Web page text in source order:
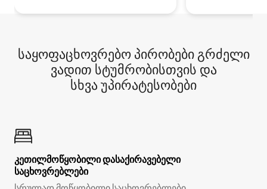
საყოფაცხოვრებო პირობები გრძელი
ვადით სტუმრობისთვის და
სხვა უპირატესობები
კეთილმოწყობილი დასაქირავებელი
საცხოვრებლები